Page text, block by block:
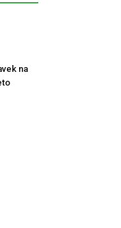
na